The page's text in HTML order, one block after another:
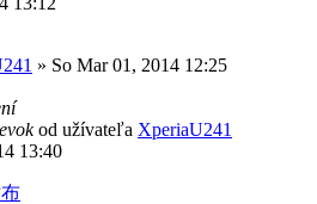
» So Mar 01, 2014 12:25
od užívateľa XperiaU241
13:40